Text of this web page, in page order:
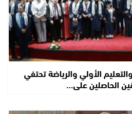
الأولي والرياضة تحتفي
الحاصلين على…